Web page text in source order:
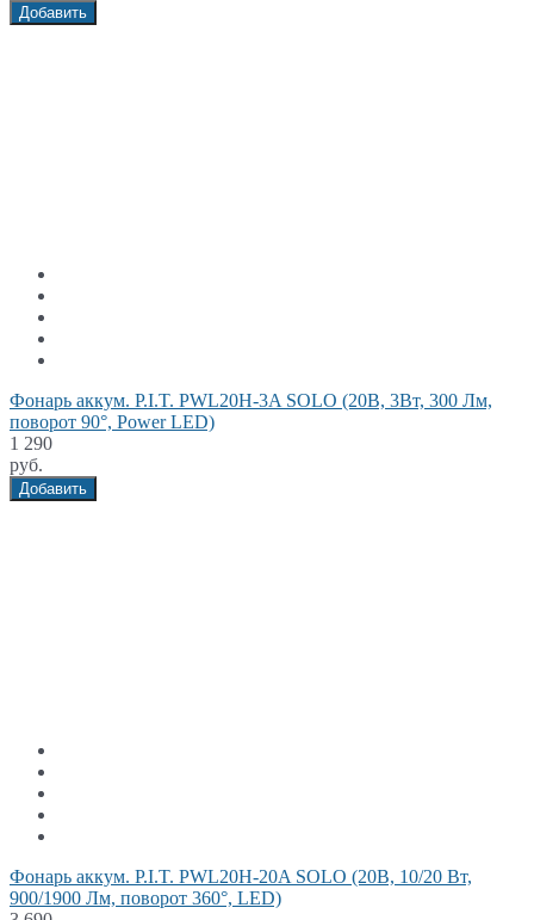
Добавить
Фонарь аккум. P.I.T. PWL20H-3A SOLO (20В, 3Вт, 300 Лм,
поворот 90°, Power LED)
1 290
руб.
Добавить
Фонарь аккум. P.I.T. PWL20H-20A SOLO (20В, 10/20 Вт,
900/1900 Лм, поворот 360°, LED)